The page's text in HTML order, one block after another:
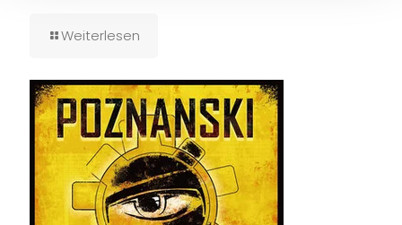
Weiterlesen